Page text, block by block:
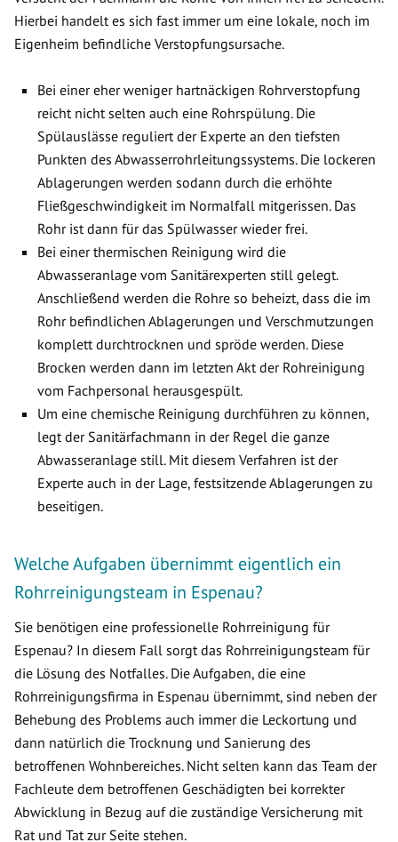
Hierbei handelt es sich fast immer um eine lokale, noch im
Eigenheim befindliche Verstopfungsursache.
Bei einer eher weniger hartnäckigen Rohrverstopfung
reicht nicht selten auch eine Rohrspülung. Die
Spülauslässe reguliert der Experte an den tiefsten
Punkten des Abwasserrohrleitungssystems. Die lockeren
Ablagerungen werden sodann durch die erhöhte
Fließgeschwindigkeit im Normalfall mitgerissen. Das
Rohr ist dann für das Spülwasser wieder frei.
Bei einer thermischen Reinigung wird die
Abwasseranlage vom Sanitärexperten still gelegt.
Anschließend werden die Rohre so beheizt, dass die im
Rohr befindlichen Ablagerungen und Verschmutzungen
komplett durchtrocknen und spröde werden. Diese
Brocken werden dann im letzten Akt der Rohreinigung
vom Fachpersonal herausgespült.
Um eine chemische Reinigung durchführen zu können,
legt der Sanitärfachmann in der Regel die ganze
Abwasseranlage still. Mit diesem Verfahren ist der
Experte auch in der Lage, festsitzende Ablagerungen zu
beseitigen.
Welche Aufgaben übernimmt eigentlich ein
Rohrreinigungsteam in Espenau?
Sie benötigen eine professionelle Rohrreinigung für
Espenau? In diesem Fall sorgt das Rohrreinigungsteam für
die Lösung des Notfalles. Die Aufgaben, die eine
Rohrreinigungsfirma in Espenau übernimmt, sind neben der
Behebung des Problems auch immer die Leckortung und
dann natürlich die Trocknung und Sanierung des
betroffenen Wohnbereiches. Nicht selten kann das Team der
Fachleute dem betroffenen Geschädigten bei korrekter
Abwicklung in Bezug auf die zuständige Versicherung mit
Rat und Tat zur Seite stehen.